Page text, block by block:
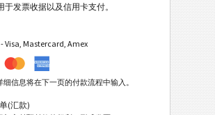
于发票收据以及信用卡支付。
Visa, Mastercard, Amex
细信息将在下一页的付款流程中输入。
(汇款)